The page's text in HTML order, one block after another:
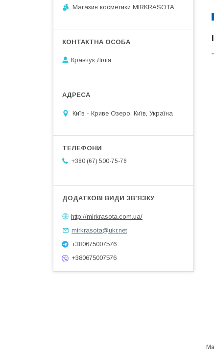
Магазин косметики MIRKRASOTA
Кравчук Лілія
Київ - Криве Озеро, Київ, Україна
+380 (67) 500-75-76
http://mirkrasota.com.ua/
mirkrasota@ukr.net
+380675007576
+380675007576